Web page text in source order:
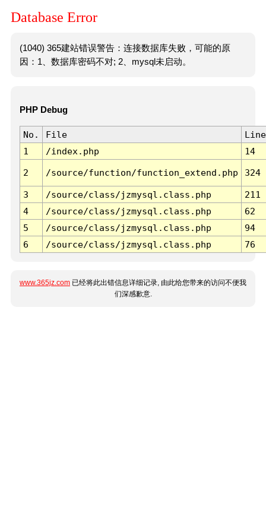
Database Error
(1040) 365建站错误警告：连接数据库失败，可能的原
因：1、数据库密码不对; 2、mysql未启动。
PHP Debug
No. File
Line
1
/index.php 14
2 /source/function/function_extend.php 324
3 /source/class/jzmysql.class.php
211
4
/source/class/jzmysql.class.php
62
5
/source/class/jzmysql.class.php
94
6
/source/class/jzmysql.class.php 76
www.365jz.com 已经将此出错信息详细记录, 由此给您带来的访问不便我
们深感歉意.